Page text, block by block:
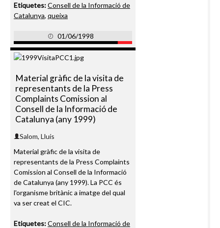
Etiquetes:Consell de la Informació de
Catalunya, queixa
01/06/1998
Material gràfic de la visita de
representants de la Press
Complaints Comission al
Consell de la Informació de
Catalunya (any 1999)
Salom, Lluís
Material gràfic de la visita de
representants de la Press Complaints
Comission al Consell de la Informació
de Catalunya (any 1999). La PCC és
l'organisme britànic a imatge del qual
va ser creat el CIC.
Etiquetes:Consell de la Informació de